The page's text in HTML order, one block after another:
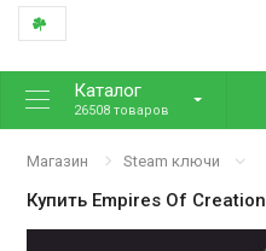
Каталог
26508 товаров
Магазин Steam ключи
Купить Empires Of Creation